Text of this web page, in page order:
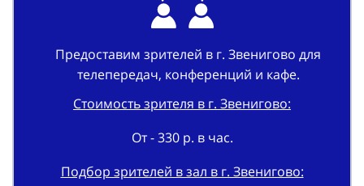
Предоставим зрителей в г. Звенигово для
телепередач, конференций и кафе.
Стоимость зрителя в г. Звенигово:
От - 330 р. в час.
Подбор зрителей в зал в г. Звенигово: